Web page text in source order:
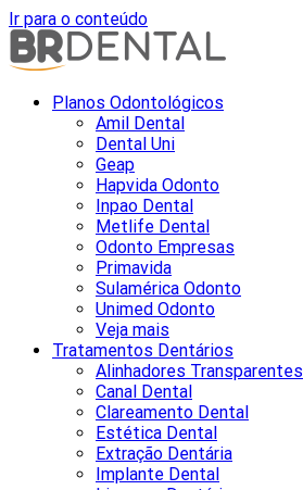
Ir para o conteúdo
Planos Odontológicos
Amil Dental
Dental Uni
Geap
Hapvida Odonto
Inpao Dental
Metlife Dental
Odonto Empresas
Primavida
Sulamérica Odonto
Unimed Odonto
Veja mais
Tratamentos Dentários
Alinhadores Transparentes
Canal Dental
Clareamento Dental
Estética Dental
Extração Dentária
Implante Dental